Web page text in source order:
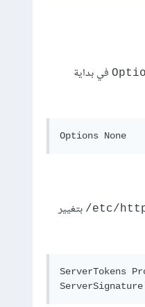
في بداية
Options None
etc/
بتغيير
ServerTokens